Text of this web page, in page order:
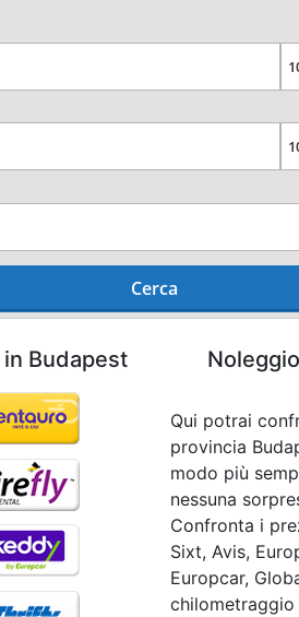
Cerca
Budapest
Qui potrai
provincia
modo più
nessuna
Confronta i
Sixt, Avis,
Europcar,